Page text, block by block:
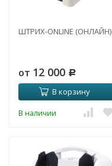
ШТРИХ-ONLINE (ОНЛАЙН)
от 12 000 Р
В корзину
В наличии